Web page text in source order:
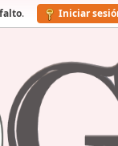
. Iniciar